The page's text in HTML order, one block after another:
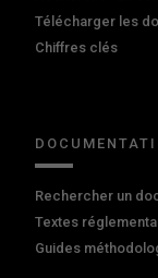
Télécharger les
Chiffres clés
Rechercher un
Textes
Guides